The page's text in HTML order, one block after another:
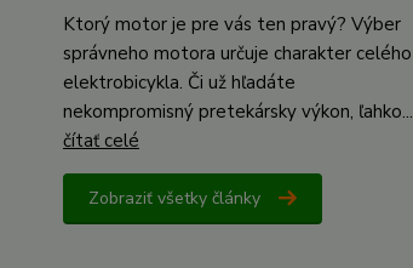
Ktorý motor je pre vás ten pravý? Výber
správneho motora určuje charakter celého
elektrobicykla. Či už hľadáte
nekompromisný pretekársky výkon, ľahko...
čítať celé
Zobraziť všetky články